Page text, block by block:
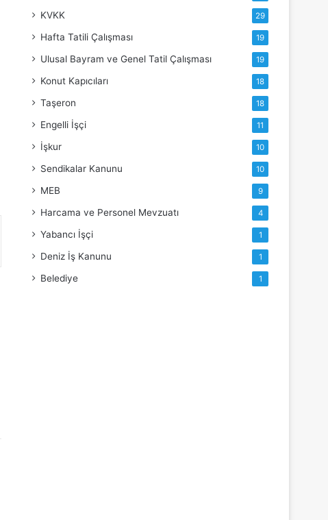
KVKK 29
Hafta Tatili Çalışması 19
Ulusal Bayram ve Genel Tatil Çalışması 19
Konut Kapıcıları 18
Taşeron 18
Engelli İşçi 11
İşkur 10
Sendikalar Kanunu 10
MEB 9
Harcama ve Personel Mevzuatı 4
Yabancı İşçi 1
Deniz İş Kanunu 1
Belediye 1